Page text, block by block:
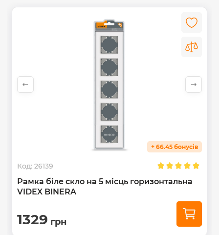
+ 66.45 бонусів
Код: 26139
Рамка біле скло на 5 місць горизонтальна
VIDEX BINERA
1329 грн